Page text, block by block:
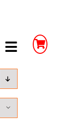
Toggle